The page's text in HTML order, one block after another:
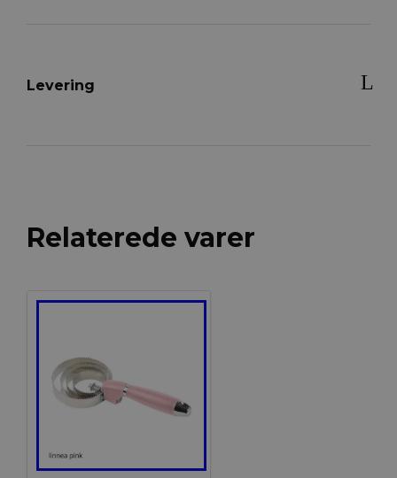
Levering
Relaterede varer